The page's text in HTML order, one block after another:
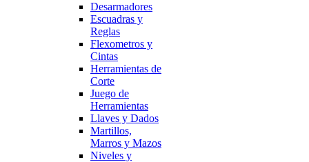
Desarmadores
Escuadras y
Reglas
Flexometros y
Cintas
Herramientas de
Corte
Juego de
Herramientas
Llaves y Dados
Martillos,
Marros y Mazos
Niveles y